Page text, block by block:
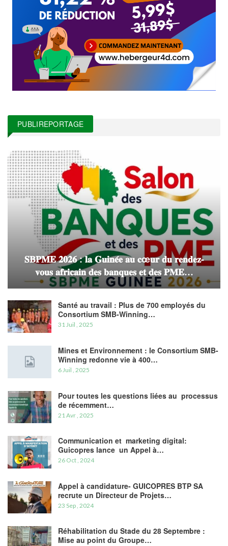
PUBLIREPORTAGE
𝐒𝐁𝐏𝐌𝐄 𝟐𝟎𝟐𝟔 : 𝐥𝐚 𝐆𝐮𝐢𝐧𝐞́𝐞 𝐚𝐮 𝐜œ𝐮𝐫 𝐝𝐮 𝐫𝐞𝐧𝐝𝐞𝐳-
𝐯𝐨𝐮𝐬 𝐚𝐟𝐫𝐢𝐜𝐚𝐢𝐧 𝐝𝐞𝐬 𝐛𝐚𝐧𝐪𝐮𝐞𝐬 𝐞𝐭 𝐝𝐞𝐬 𝐏𝐌𝐄…
Santé au travail : Plus de 700 employés du
Consortium SMB-Winning…
31 Juil , 2025
Mines et Environnement : le Consortium SMB-
Winning redonne vie à 400…
6 Juil , 2025
Pour toutes les questions liées au processus
de récemment…
21 Avr , 2025
Communication et marketing digital:
Guicopres lance un Appel à…
26 Oct , 2024
Appel à candidature- GUICOPRES BTP SA
recrute un Directeur de Projets…
23 Sep , 2024
Réhabilitation du Stade du 28 Septembre :
Mise au point du Groupe…